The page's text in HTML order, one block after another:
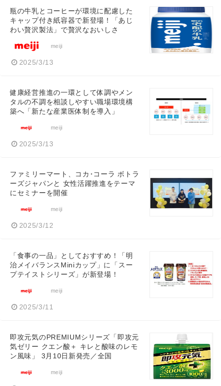
瓶の牛乳とコーヒーが環境に配慮した
キャップ付き紙容器で新登場！「あじ
わい贅沢製法」で贅沢なおいしさ
meiji
2025/3/13
健康経営推進の一環として体調やメン
タルの不調を相談しやすい職場環境構
築へ「新たな産業医体制を導入」
meiji
2025/3/13
ファミリーマート、コカ･コーラ ボトラ
ーズジャパンと 女性活躍推進をテーマ
にセミナーを開催
meiji
2025/3/12
「食事の一品」としておすすめ！「明
治メイバランスMiniカップ」に「スー
プテイストシリーズ」が新登場！
meiji
2025/3/11
即攻元気のPREMIUMシリーズ「即攻元
気ゼリー クエン酸＋ キレと酸味のレモ
ン風味」 3月10日新発売／全国
meiji